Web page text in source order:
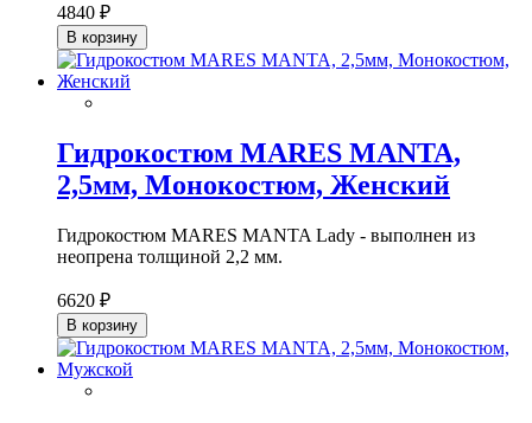
4840 ₽
В корзину
Гидрокостюм MARES MANTA,
2,5мм, Монокостюм, Женский
Гидрокостюм MARES MANTA Lady - выполнен из
неопрена толщиной 2,2 мм.
6620 ₽
В корзину